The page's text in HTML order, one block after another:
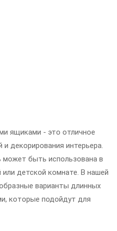
ящиками - это отличное
декорирования интерьера.
может быть использована в
или детской комнате. В нашей
варианты длинных
которые подойдут для